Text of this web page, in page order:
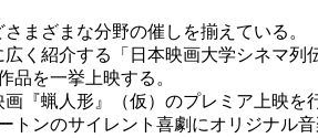
まざまな分野の催しを揃えている。
く紹介する「日本映画大学シネマ列
品を一挙上映する。
『蝋人形』（仮）のプレミア上映を
ンのサイレント喜劇にオリジナル